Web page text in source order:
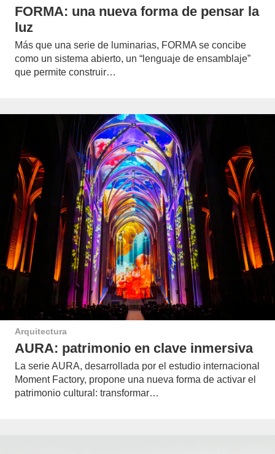
FORMA: una nueva forma de pensar la
luz
Más que una serie de luminarias, FORMA se concibe
como un sistema abierto, un “lenguaje de ensamblaje”
que permite construir…
Arquitectura
AURA: patrimonio en clave inmersiva
La serie AURA, desarrollada por el estudio internacional
Moment Factory, propone una nueva forma de activar el
patrimonio cultural: transformar…